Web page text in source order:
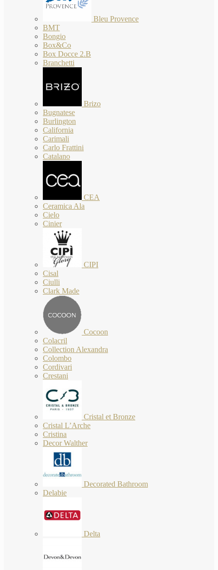
Bleu Provence
BMT
Bongio
Box&Co
Box Docce 2.B
Branchetti
Brizo
Bugnatese
Burlington
California
Carimali
Carlo Frattini
Catalano
CEA
Ceramica Ala
Cielo
Cinier
CIPI
Cisal
Ciulli
Clark Made
Cocoon
Colacril
Collection Alexandra
Colombo
Cordivari
Crestani
Cristal et Bronze
Cristal L’Arche
Cristina
Decor Walther
Decorated Bathroom
Delabie
Delta